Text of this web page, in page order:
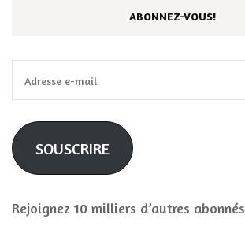
ABONNEZ-VOUS!
e-
mail
SOUSCRIRE
Rejoignez 10 milliers d’autres abonnés